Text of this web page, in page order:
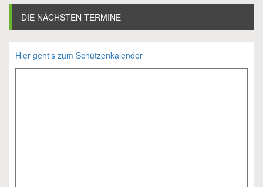
DIE NÄCHSTEN TERMINE
Hier geht's zum Schützenkalender